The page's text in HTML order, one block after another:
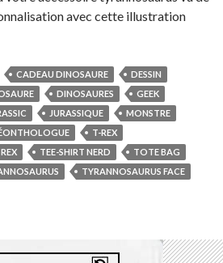
avec cette illustration
CADEAU DINOSAURE
DESSIN
DINOSAURES
GEEK
JURASSIQUE
MONSTRE
T-REX
TEE-SHIRT NERD
TOTE BAG
TYRANNOSAURUS FACE